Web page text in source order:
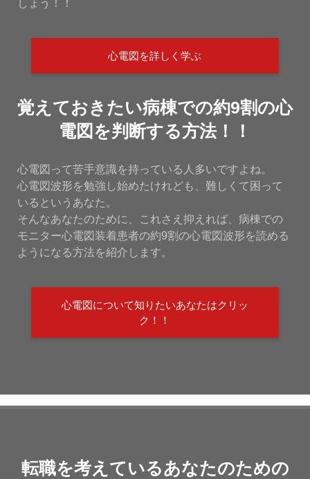
しょう！！
心電図を詳しく学ぶ
覚えておきたい病棟での約9割の心
電図を判断する方法！！
心電図って苦手意識を持っている人多いですよね。
心電図波形を勉強し始めたけれども、難しくて困って
いるというあなた。
そんなあなたのために、これさえ抑えれば、病棟での
モニター心電図装着患者の約9割の心電図波形を読める
ようになる方法を紹介します。
心電図について知りたいあなたはクリッ
ク！！
転職を考えているあなたのための